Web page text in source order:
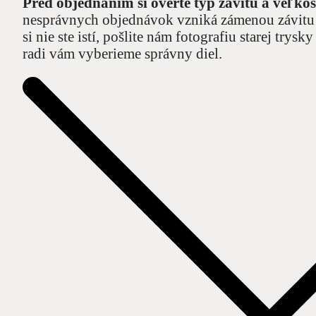
nesprávnych objednávok vzniká zámenou
si nie ste istí, pošlite nám fotografiu starej
radi vám vyberieme správny diel.